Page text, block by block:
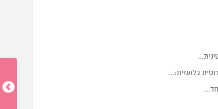
בלועזית:…